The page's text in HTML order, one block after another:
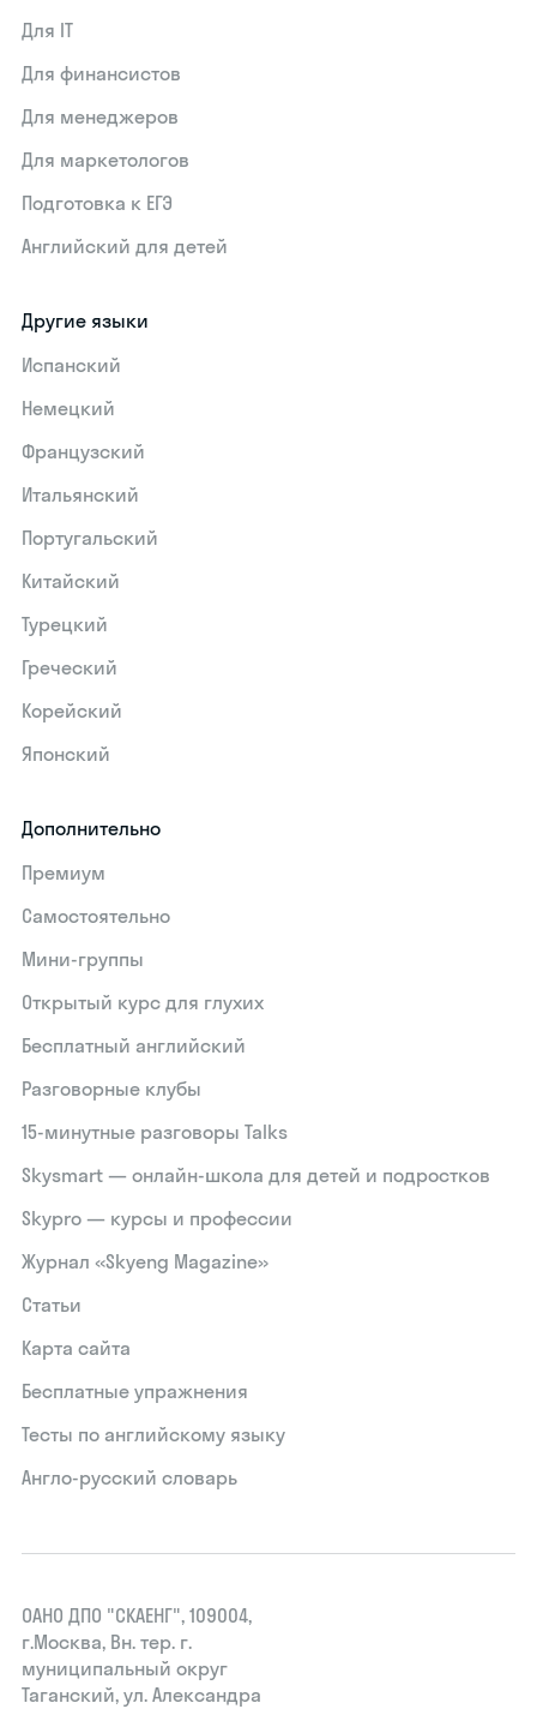
Для IT
Для финансистов
Для менеджеров
Для маркетологов
Подготовка к ЕГЭ
Английский для детей
Другие языки
Испанский
Немецкий
Французский
Итальянский
Португальский
Китайский
Турецкий
Греческий
Корейский
Японский
Дополнительно
Премиум
Самостоятельно
Мини-группы
Открытый курс для глухих
Бесплатный английский
Разговорные клубы
15‑минутные разговоры Talks
Skysmart — онлайн-школа для детей и подростков
Skypro — курсы и профессии
Журнал «Skyeng Magazine»
Статьи
Карта сайта
Бесплатные упражнения
Тесты по английскому языку
Англо-русский словарь
ОАНО ДПО "СКАЕНГ", 109004,
г.Москва, Вн. тер. г.
муниципальный округ
Таганский, ул. Александра